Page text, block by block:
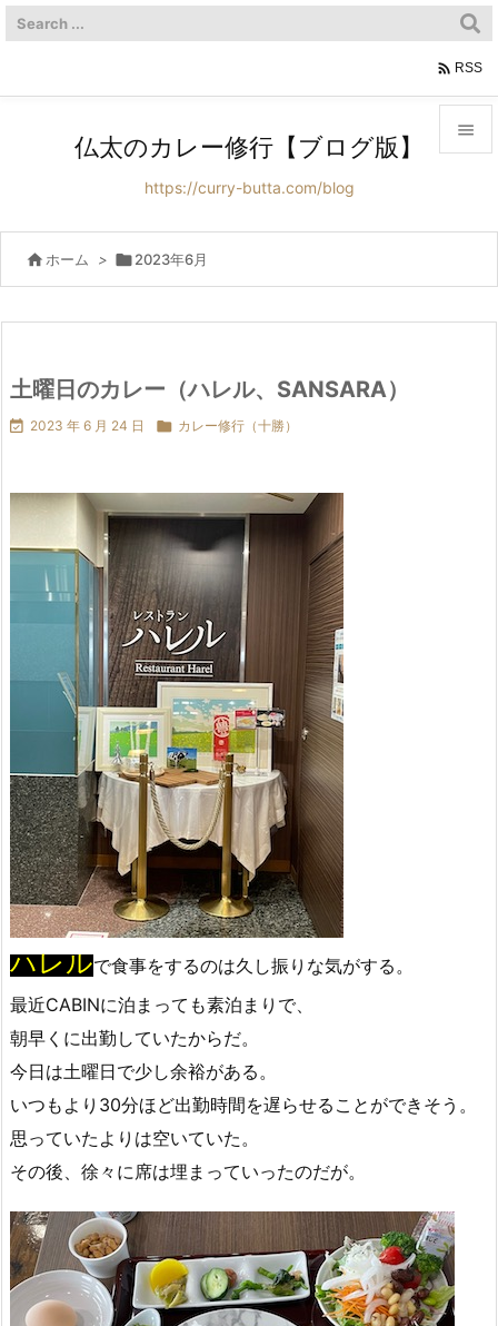



 RSS
仏太のカレー修行【ブログ版】
https://curry-butta.com/blog
 ホーム > 2023年6月
土曜日のカレー（ハレル、SANSARA）
 2023 年 6 月 24 日  カレー修行（十勝）
ハレルで食事をするのは久し振りな気がする。
最近CABINに泊まっても素泊まりで、
朝早くに出勤していたからだ。
今日は土曜日で少し余裕がある。
いつもより30分ほど出勤時間を遅らせることができそう。
思っていたよりは空いていた。
その後、徐々に席は埋まっていったのだが。